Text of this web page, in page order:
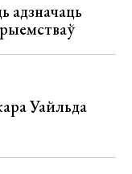
адзначаць
Уайльда